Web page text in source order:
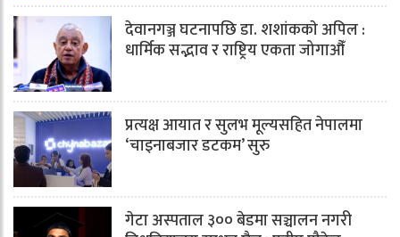
देवानगञ्ज घटनापछि डा. शशांककाे अपिल :
धार्मिक सद्भाव र राष्ट्रिय एकता जोगाऔँ
प्रत्यक्ष आयात र सुलभ मूल्यसहित नेपालमा
‘चाइनाबजार डटकम’ सुरु
गेटा अस्पताल ३०० बेडमा सञ्चालन नगरी